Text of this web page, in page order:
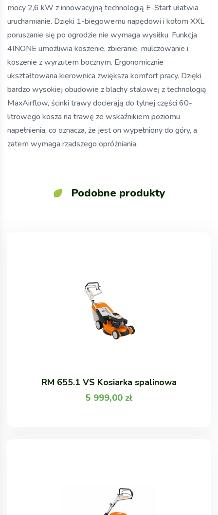
mocy 2,6 kW z innowacyjną technologią E-Start ułatwia
uruchamianie. Dzięki 1-biegowemu napędowi i kołom XXL
poruszanie się po ogrodzie nie wymaga wysiłku. Funkcja
4INONE umożliwia koszenie, zbieranie, mulczowanie i
koszenie z wyrzutem bocznym. Ergonomicznie
ukształtowana kierownica zwiększa komfort pracy. Dzięki
bardzo wysokiej obudowie z blachy stalowej z technologią
MaxAirflow, ścinki trawy docierają do tylnej części 60-
litrowego kosza na trawę ze wskaźnikiem poziomu
napełnienia, co oznacza, że jest on wypełniony do góry, a
zatem wymaga rzadszego opróżniania.
Podobne produkty
RM 655.1 VS Kosiarka spalinowa
5 999,00 zł